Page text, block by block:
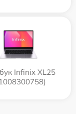
Infinix XL25